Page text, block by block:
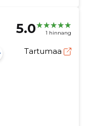
5.0 1 hinnang
Tartumaa